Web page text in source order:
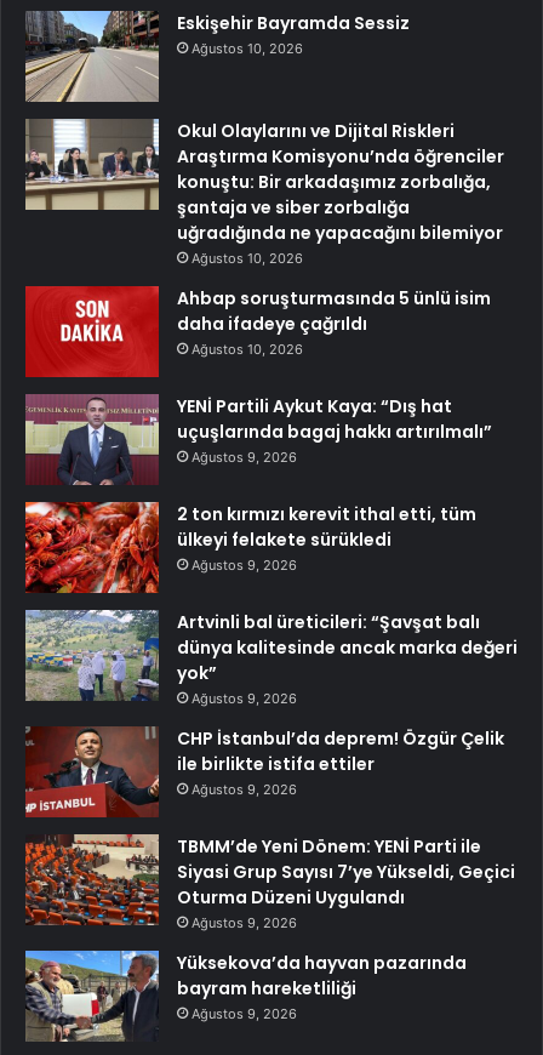
Eskişehir Bayramda Sessiz
Ağustos 10, 2026
Okul Olaylarını ve Dijital Riskleri
Araştırma Komisyonu’nda öğrenciler
konuştu: Bir arkadaşımız zorbalığa,
şantaja ve siber zorbalığa
uğradığında ne yapacağını bilemiyor
Ağustos 10, 2026
Ahbap soruşturmasında 5 ünlü isim
daha ifadeye çağrıldı
Ağustos 10, 2026
YENİ Partili Aykut Kaya: “Dış hat
uçuşlarında bagaj hakkı artırılmalı”
Ağustos 9, 2026
2 ton kırmızı kerevit ithal etti, tüm
ülkeyi felakete sürükledi
Ağustos 9, 2026
Artvinli bal üreticileri: “Şavşat balı
dünya kalitesinde ancak marka değeri
yok”
Ağustos 9, 2026
CHP İstanbul’da deprem! Özgür Çelik
ile birlikte istifa ettiler
Ağustos 9, 2026
TBMM’de Yeni Dönem: YENİ Parti ile
Siyasi Grup Sayısı 7’ye Yükseldi, Geçici
Oturma Düzeni Uygulandı
Ağustos 9, 2026
Yüksekova’da hayvan pazarında
bayram hareketliliği
Ağustos 9, 2026